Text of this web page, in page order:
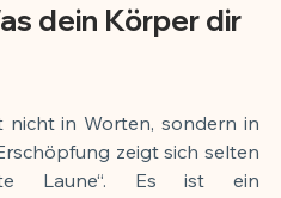
dein Körper dir
nicht in Worten, sondern in
zeigt sich selten
Laune“. Es ist ein